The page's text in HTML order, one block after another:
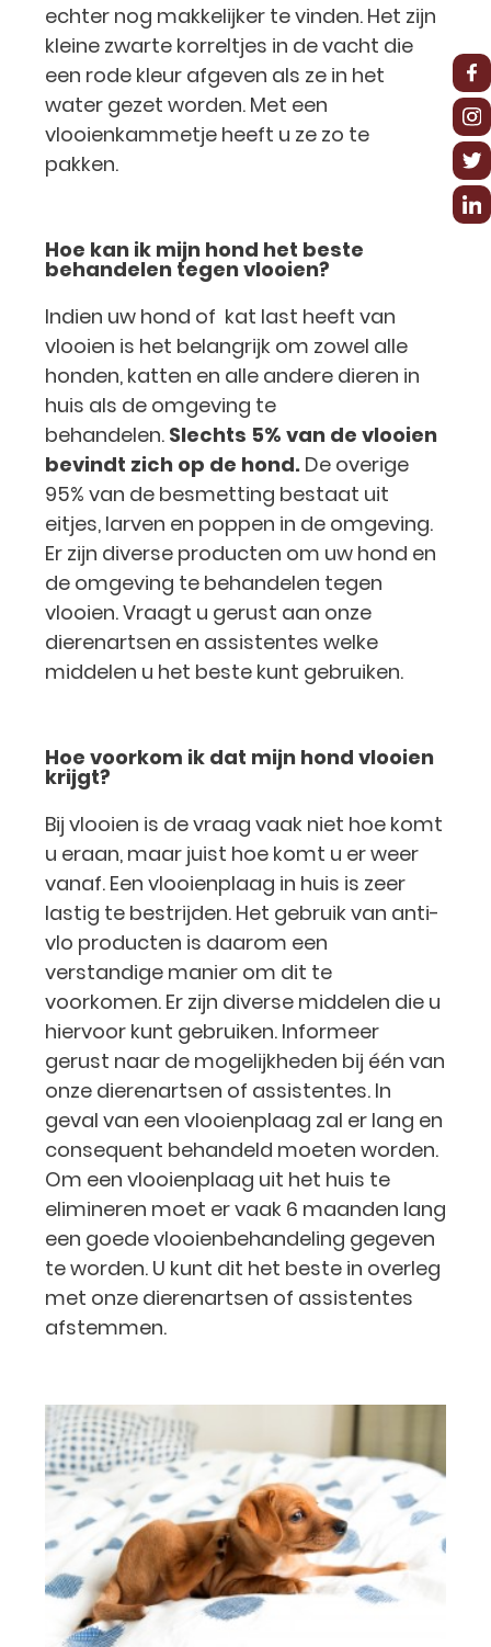
echter nog makkelijker te vinden. Het zijn
kleine zwarte korreltjes in de vacht die
een rode kleur afgeven als ze in het
water gezet worden. Met een
vlooienkammetje heeft u ze zo te
pakken.
Hoe kan ik mijn hond het beste
behandelen tegen vlooien?
Indien uw hond of kat last heeft van
vlooien is het belangrijk om zowel alle
honden, katten en alle andere dieren in
huis als de omgeving te
behandelen. Slechts 5% van de vlooien
bevindt zich op de hond. De overige
95% van de besmetting bestaat uit
eitjes, larven en poppen in de omgeving.
Er zijn diverse producten om uw hond en
de omgeving te behandelen tegen
vlooien. Vraagt u gerust aan onze
dierenartsen en assistentes welke
middelen u het beste kunt gebruiken.
Hoe voorkom ik dat mijn hond vlooien
krijgt?
Bij vlooien is de vraag vaak niet hoe komt
u eraan, maar juist hoe komt u er weer
vanaf. Een vlooienplaag in huis is zeer
lastig te bestrijden. Het gebruik van anti-
vlo producten is daarom een
verstandige manier om dit te
voorkomen. Er zijn diverse middelen die u
hiervoor kunt gebruiken. Informeer
gerust naar de mogelijkheden bij één van
onze dierenartsen of assistentes. In
geval van een vlooienplaag zal er lang en
consequent behandeld moeten worden.
Om een vlooienplaag uit het huis te
elimineren moet er vaak 6 maanden lang
een goede vlooienbehandeling gegeven
te worden. U kunt dit het beste in overleg
met onze dierenartsen of assistentes
afstemmen.